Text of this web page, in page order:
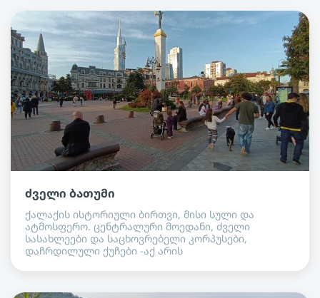
ძველი ბათუმი
ქალაქის ისტორიული ბირთვი, მისი სული და
ატმოსფერო. ცენტრალური მოედანი, ძველი
სასახლეები და საცხოვრებელი კორპუსები,
დაჩრდილული ქუჩები -აქ არის